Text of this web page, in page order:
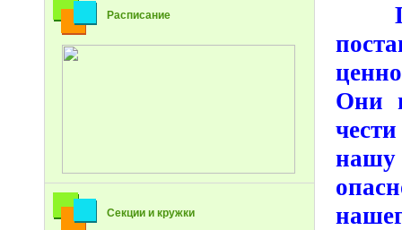
Расписание
Секции и кружки
Они